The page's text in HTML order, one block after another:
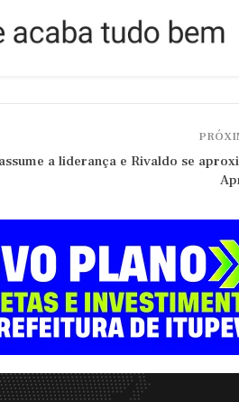
a liderança e Rivaldo se